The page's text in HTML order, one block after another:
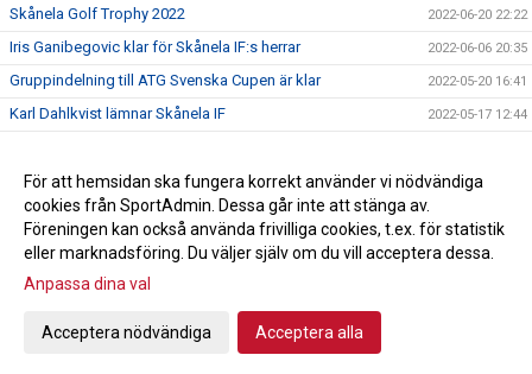
Skånela Golf Trophy 2022 2022-06-20 22:22
Iris Ganibegovic klar för Skånela IF:s herrar 2022-06-06 20:35
Gruppindelning till ATG Svenska Cupen är klar 2022-05-20 16:41
Karl Dahlkvist lämnar Skånela IF 2022-05-17 12:44
Emilio Lahdo förlänger med Skånela IF 2022-05-11 15:00
Max Broman klar för Skånela IF 2022-05-11 14:57
Gå till Webbversion
För att hemsidan ska fungera korrekt använder vi nödvändiga
cookies från SportAdmin. Dessa går inte att stänga av.
Föreningen kan också använda frivilliga cookies, t.ex. för statistik
eller marknadsföring. Du väljer själv om du vill acceptera dessa.
Anpassa dina val
Acceptera nödvändiga Acceptera alla